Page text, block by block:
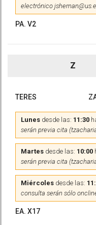
electrónico
PA. V2
Z
TERES
Lunes desde las: 11:30
serán previa cita
Martes desde las: 10:00
serán previa cita
Miércoles desde las:
consulta serán sólo
EA. X17